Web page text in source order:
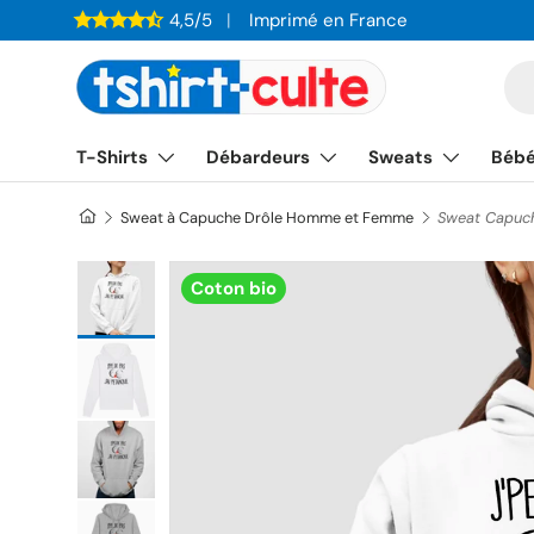
ALLER AU CONTENU
4,5/5 Imprimé en France
T-Shirts Débardeurs Sweats
Sweat à Capuche Drôle Homme et Femme Sweat
Coton bio
Charger l’image 1 dans la vue de galerie
Charger l’image 2 dans la vue de galerie
Charger l’image 3 dans la vue de galerie
Charger l’image 4 dans la vue de galerie